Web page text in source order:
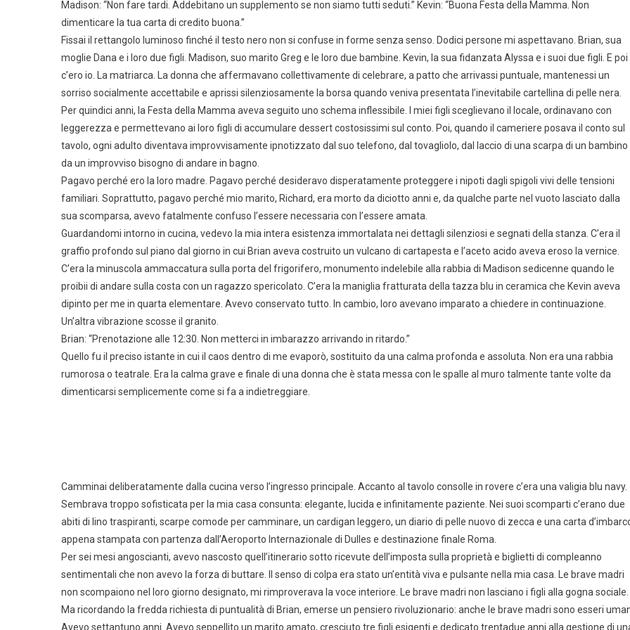
Madison: “Non fare tardi. Addebitano un supplemento se non siamo tutti seduti.” Kevin: “Buona Festa della Mamma. Non
dimenticare la tua carta di credito buona.”
Fissai il rettangolo luminoso finché il testo nero non si confuse in forme senza senso. Dodici persone mi aspettavano. Brian, sua
moglie Dana e i loro due figli. Madison, suo marito Greg e le loro due bambine. Kevin, la sua fidanzata Alyssa e i suoi due figli. E poi
c’ero io. La matriarca. La donna che affermavano collettivamente di celebrare, a patto che arrivassi puntuale, mantenessi un
sorriso socialmente accettabile e aprissi silenziosamente la borsa quando veniva presentata l’inevitabile cartellina di pelle nera.
Per quindici anni, la Festa della Mamma aveva seguito uno schema inflessibile. I miei figli sceglievano il locale, ordinavano con
leggerezza e permettevano ai loro figli di accumulare dessert costosissimi sul conto. Poi, quando il cameriere posava il conto sul
tavolo, ogni adulto diventava improvvisamente ipnotizzato dal suo telefono, dal tovagliolo, dal laccio di una scarpa di un bambino
da un improvviso bisogno di andare in bagno.
Pagavo perché ero la loro madre. Pagavo perché desideravo disperatamente proteggere i nipoti dagli spigoli vivi delle tensioni
familiari. Soprattutto, pagavo perché mio marito, Richard, era morto da diciotto anni e, da qualche parte nel vuoto lasciato dalla
sua scomparsa, avevo fatalmente confuso l’essere necessaria con l’essere amata.
Guardandomi intorno in cucina, vedevo la mia intera esistenza immortalata nei dettagli silenziosi e segnati della stanza. C’era il
graffio profondo sul piano dal giorno in cui Brian aveva costruito un vulcano di cartapesta e l’aceto acido aveva eroso la vernice.
C’era la minuscola ammaccatura sulla porta del frigorifero, monumento indelebile alla rabbia di Madison sedicenne quando le
proibii di andare sulla costa con un ragazzo spericolato. C’era la maniglia fratturata della tazza blu in ceramica che Kevin aveva
dipinto per me in quarta elementare. Avevo conservato tutto. In cambio, loro avevano imparato a chiedere in continuazione.
Un’altra vibrazione scosse il granito.
Brian: “Prenotazione alle 12:30. Non metterci in imbarazzo arrivando in ritardo.”
Quello fu il preciso istante in cui il caos dentro di me evaporò, sostituito da una calma profonda e assoluta. Non era una rabbia
rumorosa o teatrale. Era la calma grave e finale di una donna che è stata messa con le spalle al muro talmente tante volte da
dimenticarsi semplicemente come si fa a indietreggiare.
Camminai deliberatamente dalla cucina verso l’ingresso principale. Accanto al tavolo consolle in rovere c’era una valigia blu navy.
Sembrava troppo sofisticata per la mia casa consunta: elegante, lucida e infinitamente paziente. Nei suoi scomparti c’erano due
abiti di lino traspiranti, scarpe comode per camminare, un cardigan leggero, un diario di pelle nuovo di zecca e una carta
appena stampata con partenza dall’Aeroporto Internazionale di Dulles e destinazione finale Roma.
Per sei mesi angoscianti, avevo nascosto quell’itinerario sotto ricevute dell’imposta sulla proprietà e biglietti di compleanno
sentimentali che non avevo la forza di buttare. Il senso di colpa era stato un’entità viva e pulsante nella mia casa. Le brave madri
non scompaiono nel loro giorno designato, mi rimproverava la voce interiore. Le brave madri non lasciano i figli alla gogna sociale.
Ma ricordando la fredda richiesta di puntualità di Brian, emerse un pensiero rivoluzionario: anche le brave madri sono esseri
Avevo settantuno anni. Avevo seppellito un marito amato, cresciuto tre figli esigenti e dedicato trentadue anni alla gestione di